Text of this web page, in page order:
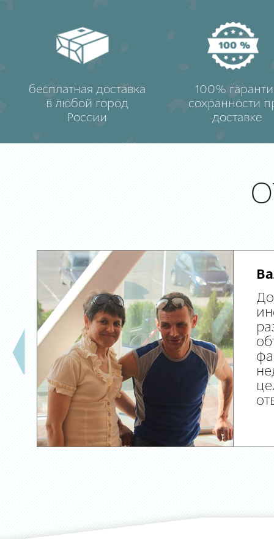
бесплатная доставка
в любой город
России
100%
сохранности
доставке